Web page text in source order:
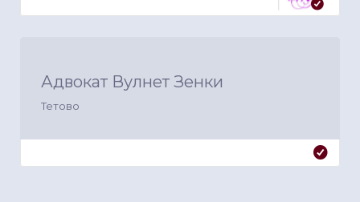
Адвокат Вулнет Зенки
Тетово